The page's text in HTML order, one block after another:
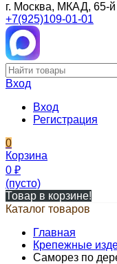
г. Москва, МКАД, 65-
+7(925)109-01-01
Вход
Вход
Регистрация
0
Корзина
0 ₽
(пусто)
Товар в корзине!
Каталог товаров
Главная
Крепежные
Саморез по